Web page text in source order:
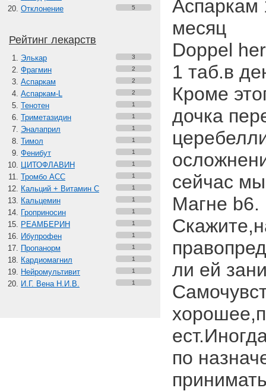
Отклонение 5
Рейтинг лекарств
Элькар 3
Фрагмин 2
Аспаркам 2
Аспаркам-L 2
Тенотен 1
Триметазидин 1
Эналаприл 1
Тимол 1
Фенибут 1
ЦИТОФЛАВИН 1
Тромбо АСС 1
Кальций + Витамин C 1
Кальцемин 1
Гроприносин 1
РЕАМБЕРИН 1
Ибупрофен 1
Пропанорм 1
Кардиомагнил 1
Нейромультивит 1
И.Г. Вена Н.И.В. 1
Аспаркам
месяц
Doppel
1 таб.в
Кроме
дочка
сейчас
Магне b6.
ли ей
по